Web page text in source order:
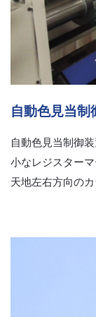
自動色見当制
自動色見当制御
小なレジスター
天地左右方向の